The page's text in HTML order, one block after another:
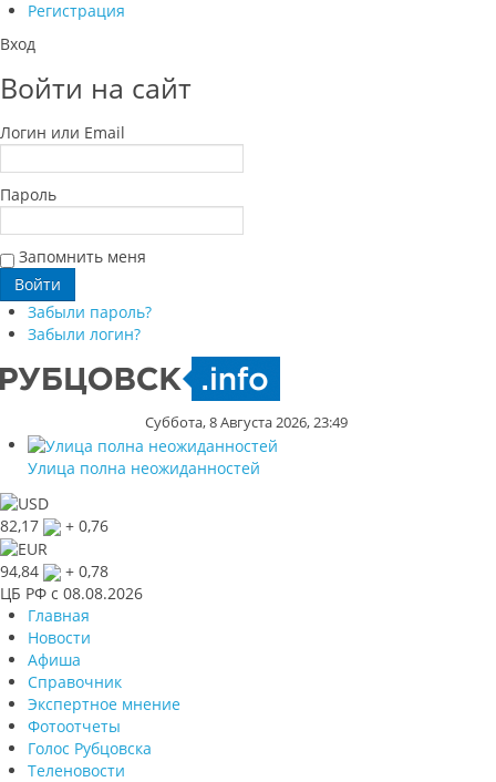
Регистрация
Вход
Войти на сайт
Логин или Email
Пароль
Запомнить меня
Забыли пароль?
Забыли логин?
Суббота, 8 Августа 2026, 23:49
Улица полна неожиданностей
82,17 + 0,76
94,84
+ 0,78
ЦБ РФ c 08.08.2026
Главная
Новости
Афиша
Справочник
Экспертное мнение
Фотоотчеты
Голос Рубцовска
Теленовости